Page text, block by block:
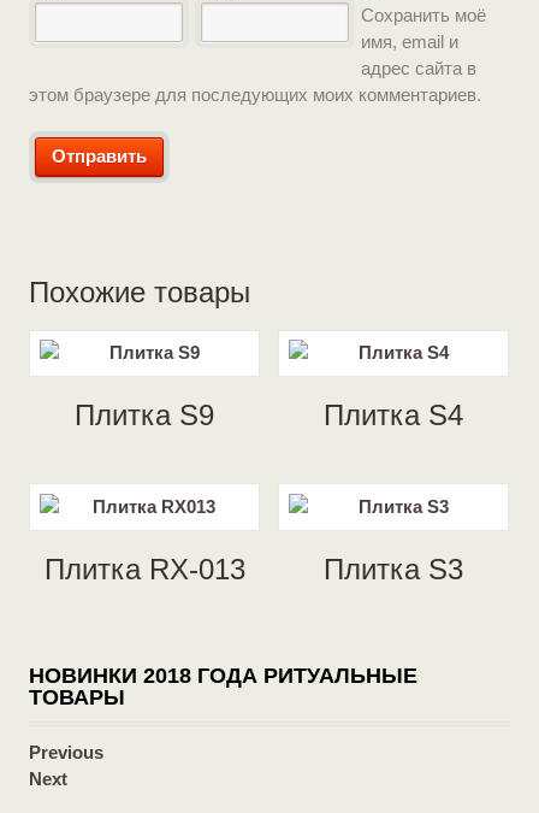
Сохранить моё
имя, email и
адрес сайта в
этом браузере для последующих моих комментариев.
Похожие товары
Плитка S9 Плитка S4
Плитка RX-013 Плитка S3
НОВИНКИ 2018 ГОДА РИТУАЛЬНЫЕ
ТОВАРЫ
Previous
Next